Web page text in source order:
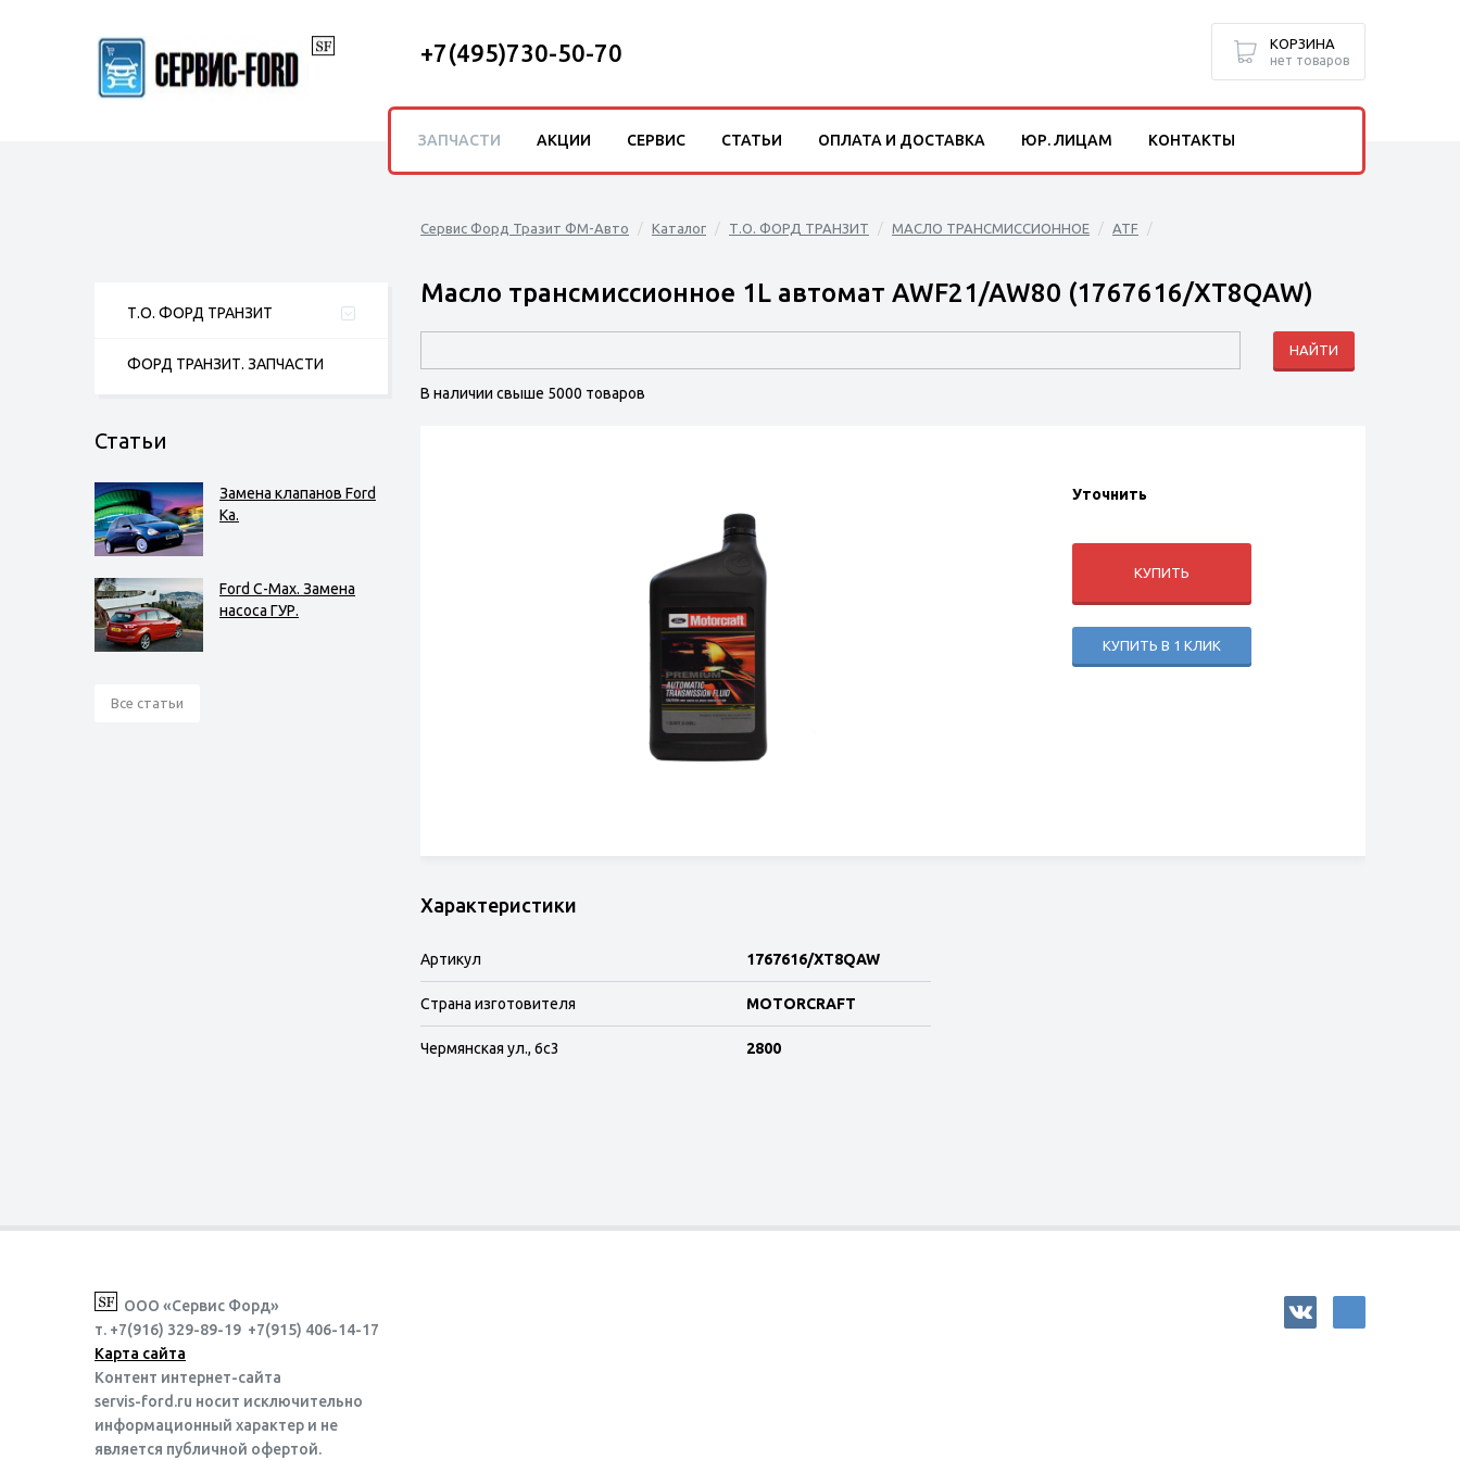
Т.О. ФОРД ТРАНЗИТ
ФОРД ТРАНЗИТ. ЗАПЧАСТИ
Статьи
Замена клапанов Ford
Ka.
Ford C-Max. Замена
насоса ГУР.
Все статьи
Сервис Форд Тразит ФМ-Авто Каталог Т.О. ФОРД ТРАНЗИТ МАСЛО ТРАНСМИССИОННОЕ ATF
Масло трансмиссионное 1L автомат AWF21/AW80 (1767616/XT8QAW)
В наличии свыше 5000 товаров
Уточнить
КУПИТЬ
КУПИТЬ В 1 КЛИК
Характеристики
Артикул 1767616/XT8QAW
Страна изготовителя MOTORCRAFT
Чермянская ул., 6с3 2800
+7(495)730-50-70 КОРЗИНА
нет товаров
ЗАПЧАСТИ АКЦИИ СЕРВИС СТАТЬИ ОПЛАТА И ДОСТАВКА ЮР. ЛИЦАМ КОНТАКТЫ
ООО «Сервис Форд»
т. +7(916) 329-89-19 +7(915) 406-14-17
Карта сайта
Контент интернет-сайта
servis-ford.ru носит исключительно
информационный характер и не
является публичной офертой.